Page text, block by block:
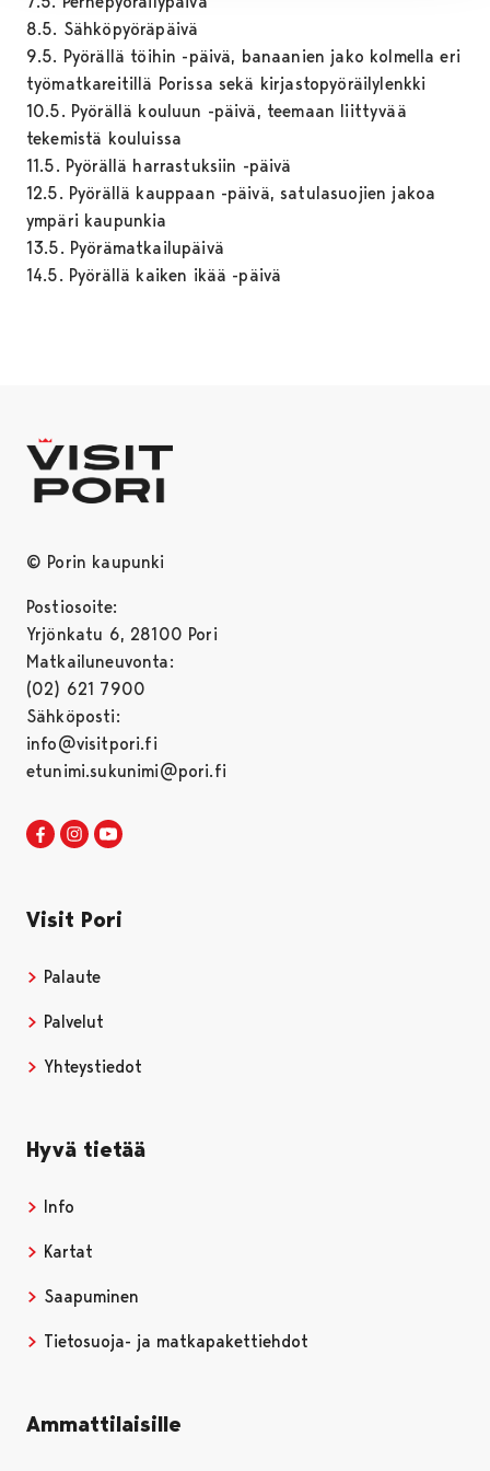
8.5. Sähköpyöräpäivä
9.5. Pyörällä töihin -päivä, banaanien jako kolmella eri
työmatkareitillä Porissa sekä kirjastopyöräilylenkki
10.5. Pyörällä kouluun -päivä, teemaan liittyvää
tekemistä kouluissa
11.5. Pyörällä harrastuksiin -päivä
12.5. Pyörällä kauppaan -päivä, satulasuojien jakoa
ympäri kaupunkia
13.5. Pyörämatkailupäivä
14.5. Pyörällä kaiken ikää -päivä
© Porin kaupunki
Postiosoite:
Yrjönkatu 6, 28100 Pori
Matkailuneuvonta:
(02) 621 7900
Sähköposti:
info@visitpori.fi
etunimi.sukunimi@pori.fi
Visit Pori Facebookissa
Avautuu uudessa välilehdessä
Visit Pori Instagrammissa
Avautuu uudessa välilehdessä
Visit Pori
Palaute
Palvelut
Yhteystiedot
Hyvä tietää
Info
Kartat
Saapuminen
Tietosuoja- ja matkapakettiehdot
Ammattilaisille